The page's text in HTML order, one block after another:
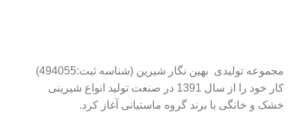
مجموعه تولیدی بهین نگار شیرین (شناسه ثبت:494055)
کار خود را از سال 1391 در صنعت تولید انواع شیرینی
خشک و خانگی با برند گروه ماستیانی آغاز کرد.